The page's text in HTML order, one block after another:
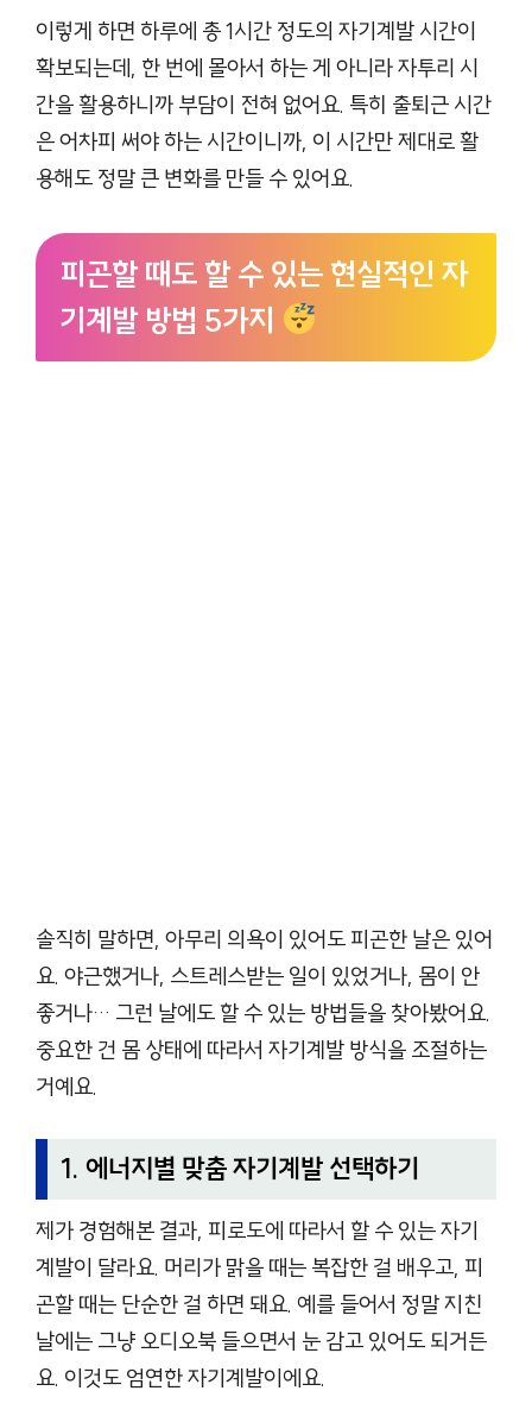
이렇게 하면 하루에 총 1시간 정도의 자기계발 시간이
확보되는데, 한 번에 몰아서 하는 게 아니라 자투리 시
간을 활용하니까 부담이 전혀 없어요. 특히 출퇴근 시간
은 어차피 써야 하는 시간이니까, 이 시간만 제대로 활
용해도 정말 큰 변화를 만들 수 있어요.
피곤할 때도 할 수 있는 현실적인 자
기계발 방법 5가지
솔직히 말하면, 아무리 의욕이 있어도 피곤한 날은 있어
요. 야근했거나, 스트레스받는 일이 있었거나, 몸이 안
좋거나… 그런 날에도 할 수 있는 방법들을 찾아봤어요.
중요한 건 몸 상태에 따라서 자기계발 방식을 조절하는
거예요.
1. 에너지별 맞춤 자기계발 선택하기
제가 경험해본 결과, 피로도에 따라서 할 수 있는 자기
계발이 달라요. 머리가 맑을 때는 복잡한 걸 배우고, 피
곤할 때는 단순한 걸 하면 돼요. 예를 들어서 정말 지친
날에는 그냥 오디오북 들으면서 눈 감고 있어도 되거든
요. 이것도 엄연한 자기계발이에요.